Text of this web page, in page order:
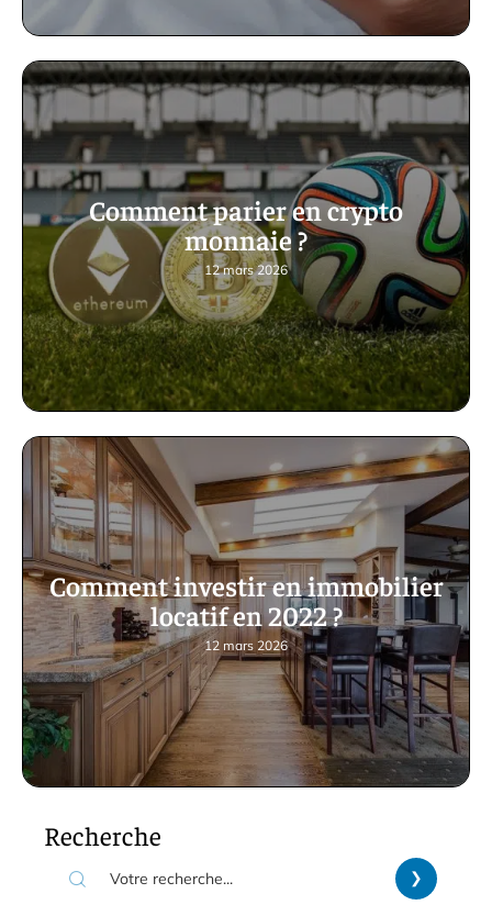
Comment parier en crypto
monnaie ?
12 mars 2026
Comment investir en immobilier
locatif en 2022 ?
12 mars 2026
Recherche